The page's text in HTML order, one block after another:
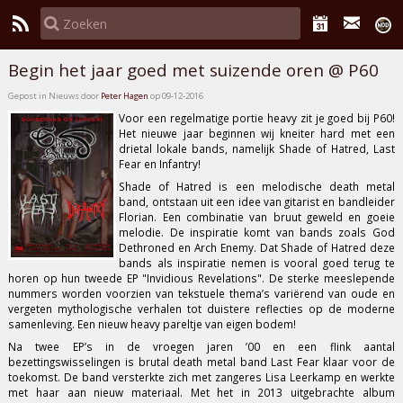
Begin het jaar goed met suizende oren @ P60
Gepost in Nieuws door Peter Hagen op 09-12-2016
Voor een regelmatige portie heavy zit je goed bij P60!
Het nieuwe jaar beginnen wij kneiter hard met een
drietal lokale bands, namelijk Shade of Hatred
Last
Fear en Infantry!
Shade of Hatred is een melodische death metal
band, ontstaan uit een idee van gitarist en bandleider
Florian. Een combinatie van bruut geweld en goeie
melodie. De inspiratie komt van bands zoals God
Dethroned en Arch Enemy. Dat Shade of Hatred deze
bands als inspiratie nemen is vooral goed terug te
horen op hun tweede EP "Invidious Revelations". De sterke meeslepende
nummers worden voorzien van tekstuele thema’s variërend van oude en
vergeten mythologische verhalen tot duistere reflecties op de moderne
samenleving. Een nieuw heavy pareltje van eigen bodem!
Na twee EP’s in de vroegen jaren ’00 en een flink aantal
bezettingswisselingen is brutal death metal band Last Fear klaar voor de
toekomst. De band versterkte zich met zangeres Lisa Leerkamp en werkte
met haar aan nieuw materiaal. Met het in 2013 uitgebrachte album